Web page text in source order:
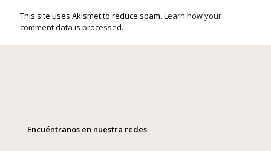
This site uses Akismet to reduce spam. Learn how your
comment data is processed.
Encuéntranos en nuestra redes